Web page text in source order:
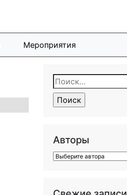
Мероприятия
Найти:
Авторы